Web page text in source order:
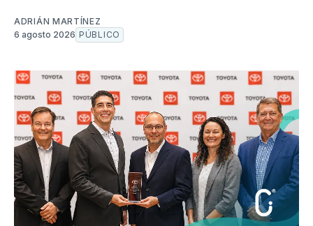
ADRIÁN MARTÍNEZ
6 agosto 2026 PÚBLICO